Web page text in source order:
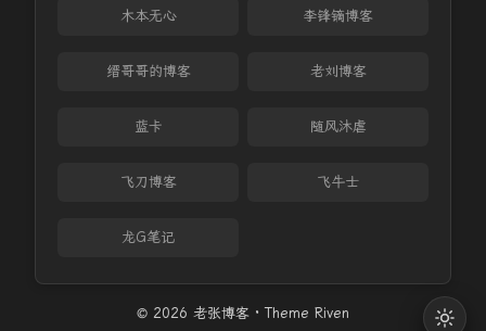
木本无心 李锋镝博客
缙哥哥的博客 老刘博客
蓝卡 随风沐虐
飞刀博客 飞牛士
龙G笔记
© 2026 老张博客 · Theme Riven